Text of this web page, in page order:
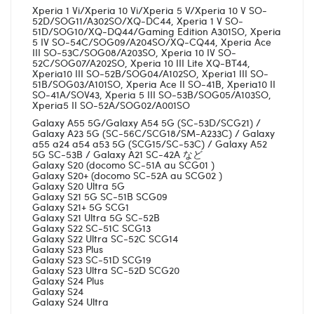
Xperia 1 Vi/Xperia 10 Vi/Xperia 5 V/Xperia 10 V SO-
52D/SOG11/A302SO/XQ-DC44, Xperia 1 V SO-
51D/SOG10/XQ-DQ44/Gaming Edition A301SO, Xperia
5 IV SO-54C/SOG09/A204SO/XQ-CQ44, Xperia Ace
III SO-53C/SOG08/A203SO, Xperia 10 IV SO-
52C/SOG07/A202SO, Xperia 10 III Lite XQ-BT44,
Xperia10 III SO-52B/SOG04/A102SO, Xperia1 III SO-
51B/SOG03/A101SO, Xperia Ace II SO-41B, Xperia10 II
SO-41A/SOV43, Xperia 5 III SO-53B/SOG05/A103SO,
Xperia5 II SO-52A/SOG02/A001SO
Galaxy A55 5G/Galaxy A54 5G (SC-53D/SCG21) /
Galaxy A23 5G (SC-56C/SCG18/SM-A233C) / Galaxy
a55 a24 a54 a53 5G (SCG15/SC-53C) / Galaxy A52
5G SC-53B / Galaxy A21 SC-42A など
Galaxy S20 (docomo SC-51A au SCG01 )
Galaxy S20+ (docomo SC-52A au SCG02 )
Galaxy S20 Ultra 5G
Galaxy S21 5G SC-51B SCG09
Galaxy S21+ 5G SCG1
Galaxy S21 Ultra 5G SC-52B
Galaxy S22 SC-51C SCG13
Galaxy S22 Ultra SC-52C SCG14
Galaxy S23 Plus
Galaxy S23 SC-51D SCG19
Galaxy S23 Ultra SC-52D SCG20
Galaxy S24 Plus
Galaxy S24
Galaxy S24 Ultra